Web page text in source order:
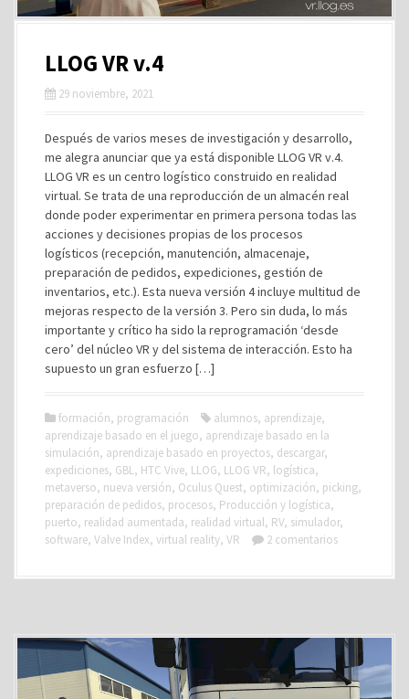
LLOG VR v.4
29 noviembre, 2021
Después de varios meses de investigación y desarrollo,
me alegra anunciar que ya está disponible LLOG VR v.4.
LLOG VR es un centro logístico construido en realidad
virtual. Se trata de una reproducción de un almacén real
donde poder experimentar en primera persona todas las
acciones y decisiones propias de los procesos
logísticos (recepción, manutención, almacenaje,
preparación de pedidos, expediciones, gestión de
inventarios, etc.). Esta nueva versión 4 incluye multitud de
mejoras respecto de la versión 3. Pero sin duda, lo más
importante y crítico ha sido la reprogramación ‘desde
cero’ del núcleo VR y del sistema de interacción. Esto ha
supuesto un gran esfuerzo […]
formación, programación alumnos, aprendizaje,
aprendizaje basado en el juego, aprendizaje basado en la
simulación, aprendizaje basado en proyectos, descargar,
expediciones, GBL, HTC Vive, LLOG, LLOG VR, logística,
metaverso, nueva versión, Oculus Quest, optimización, picking,
preparación de pedidos, procesos, Producción y logística,
puerto, realidad aumentada, realidad virtual, RV, simulador,
software, Valve Index, virtual reality, VR 2 comentarios